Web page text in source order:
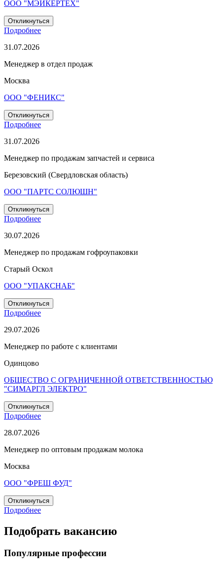
ООО "МЭЙКЕРТЕХ"
Откликнуться
Подробнее
31.07.2026
Менеджер в отдел продаж
Москва
ООО "ФЕНИКС"
Откликнуться
Подробнее
31.07.2026
Менеджер по продажам запчастей и сервиса
Березовский (Свердловская область)
ООО "ПАРТС СОЛЮШН"
Откликнуться
Подробнее
30.07.2026
Менеджер по продажам гофроупаковки
Старый Оскол
ООО "УПАКСНАБ"
Откликнуться
Подробнее
29.07.2026
Менеджер по работе с клиентами
Одинцово
ОБЩЕСТВО С ОГРАНИЧЕННОЙ ОТВЕТСТВЕННОСТЬЮ
"СИМАРГЛ ЭЛЕКТРО"
Откликнуться
Подробнее
28.07.2026
Менеджер по оптовым продажам молока
Москва
ООО "ФРЕШ ФУД"
Откликнуться
Подробнее
Подобрать вакансию
Популярные профессии